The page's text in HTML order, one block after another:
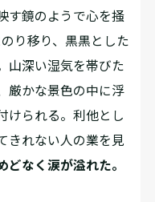
す鏡のようで心を掻
り移り、黒黒とした
山深い湿気を帯びた
厳かな景色の中に浮
けられる。利他とし
きれない人の業を見
どなく涙が溢れた。